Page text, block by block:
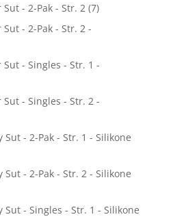
- 2-Pak - Str. 2 (7)
- 2-Pak - Str. 2 -
Sut - Singles - Str. 1 -
Sut - Singles - Str. 2 -
- 2-Pak - Str. 1 - Silikone
- 2-Pak - Str. 2 - Silikone
Sut - Singles - Str. 1 - Silikone